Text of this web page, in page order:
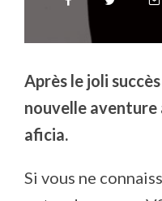
Après le joli
nouvelle aventure
aficia.
Si vous ne